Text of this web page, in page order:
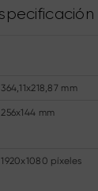
364,11x218,87 mm
256x144 mm
1920x1080 píxeles